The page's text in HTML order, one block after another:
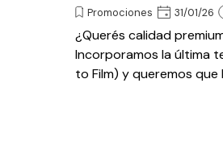
Promociones 31/01/26
¿Querés calidad
Incorporamos la última
to Film) y queremos